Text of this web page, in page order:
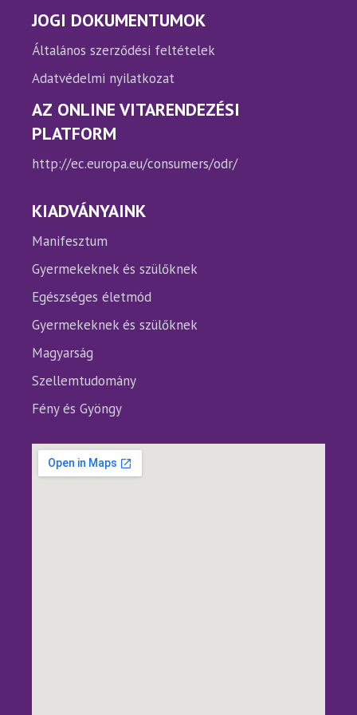
JOGI DOKUMENTUMOK
Általános szerződési feltételek
Adatvédelmi nyilatkozat
AZ ONLINE VITARENDEZÉSI
PLATFORM
http://ec.europa.eu/consumers/odr/
KIADVÁNYAINK
Manifesztum
Gyermekeknek és szülőknek
Egészséges életmód
Gyermekeknek és szülőknek
Magyarság
Szellemtudomány
Fény és Gyöngy